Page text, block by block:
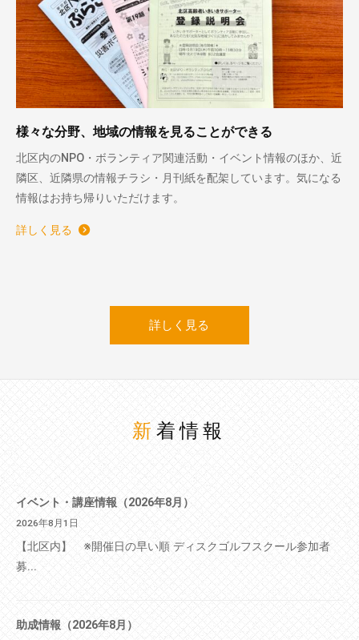
様々な分野、地域の情報を見ることができる
北区内のNPO・ボランティア関連活動・イベント情報のほか、近
隣区、近隣県の情報チラシ・月刊紙を配架しています。気になる
情報はお持ち帰りいただけます。
詳しく見る
詳しく見る
新着情報
イベント・講座情報（2026年8月）
2026年8月1日
【北区内】 ※開催日の早い順 ディスクゴルフスクール参加者
募...
助成情報（2026年8月）